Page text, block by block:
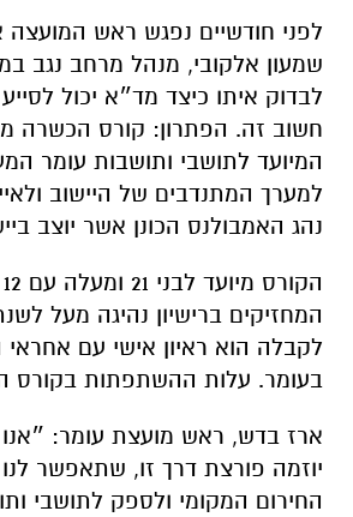
לפני חודשיים נפגש ראש
שמעון אלקובי, מנהל מרחב נגב
לבדוק איתו כיצד מד״א יכול
חשוב זה. הפתרון: קורס הכשרה
המיועד לתושבי ותושבות עומר
למערך המתנדבים של היישוב
נהג האמבולנס הכונן אשר יוצב
המחזיקים ברישיון נהיגה מעל
לקבלה הוא ראיון אישי עם
בעומר. עלות ההשתפתות בקורס היא 90
ארז בדש, ראש מועצת עומר:
יוזמה פורצת דרך זו, שתאפשר
החירום המקומי ולספק לתושבי